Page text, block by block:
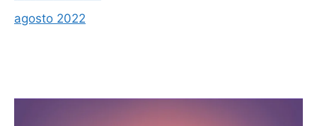
agosto 2022